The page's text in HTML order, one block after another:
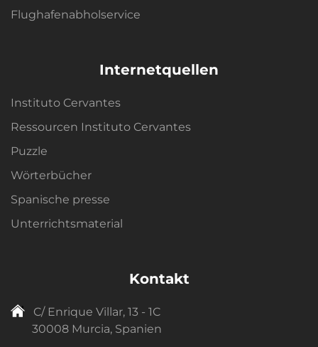
Flughafenabholservice
Internetquellen
Instituto Cervantes
Ressourcen Instituto Cervantes
Puzzle
Wörterbücher
Spanische presse
Unterrichtsmaterial
Kontakt
C/ Enrique Villar, 13 - 1C
30008 Murcia, Spanien